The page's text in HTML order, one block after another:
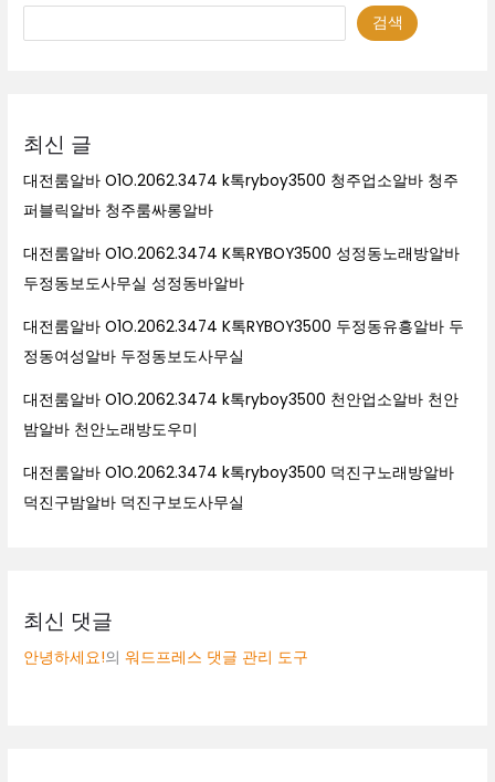
검색
최신 글
대전룸알바 O1O.2062.3474 k톡ryboy3500 청주업소알바 청주
퍼블릭알바 청주룸싸롱알바
대전룸알바 O1O.2062.3474 K톡RYBOY3500 성정동노래방알바
두정동보도사무실 성정동바알바
대전룸알바 O1O.2062.3474 K톡RYBOY3500 두정동유흥알바 두
정동여성알바 두정동보도사무실
대전룸알바 O1O.2062.3474 k톡ryboy3500 천안업소알바 천안
밤알바 천안노래방도우미
대전룸알바 O1O.2062.3474 k톡ryboy3500 덕진구노래방알바
덕진구밤알바 덕진구보도사무실
최신 댓글
안녕하세요!의워드프레스 댓글 관리 도구